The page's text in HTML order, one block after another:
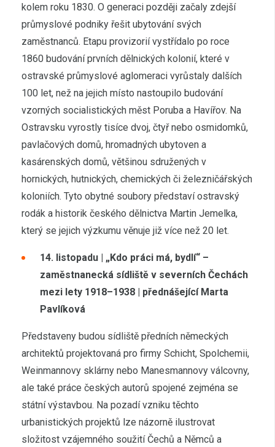
kolem roku 1830. O generaci později začaly zdejší
průmyslové podniky řešit ubytování svých
zaměstnanců. Etapu provizorií vystřídalo po roce
1860 budování prvních dělnických kolonií, které v
ostravské průmyslové aglomeraci vyrůstaly dalších
100 let, než na jejich místo nastoupilo budování
vzorných socialistických měst Poruba a Havířov. Na
Ostravsku vyrostly tisíce dvoj, čtyř nebo osmidomků,
pavlačových domů, hromadných ubytoven a
kasárenských domů, většinou sdružených v
hornických, hutnických, chemických či železničářských
koloniích. Tyto obytné soubory představí ostravský
rodák a historik českého dělnictva Martin Jemelka,
který se jejich výzkumu věnuje již více než 20 let.
14. listopadu | „Kdo práci má, bydlí“ –
zaměstnanecká sídliště v severních Čechách
mezi lety 1918–1938 | přednášející Marta
Pavlíková
Představeny budou sídliště předních německých
architektů projektovaná pro firmy Schicht, Spolchemii,
Weinmannovy sklárny nebo Manesmannovy válcovny,
ale také práce českých autorů spojené zejména se
státní výstavbou. Na pozadí vzniku těchto
urbanistických projektů lze názorně ilustrovat
složitost vzájemného soužití Čechů a Němců a